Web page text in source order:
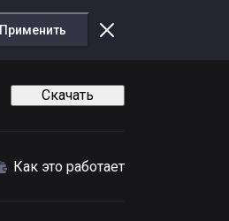
Применить
Скачать
Как это работает